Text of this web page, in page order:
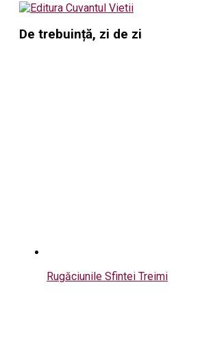
De trebuință, zi de zi
Rugăciunile Sfintei Treimi